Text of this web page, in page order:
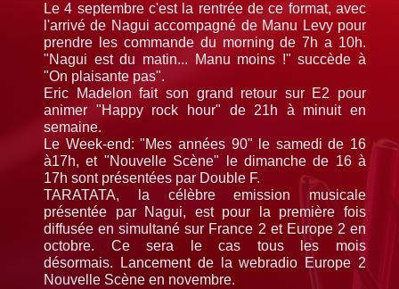
Le 4 septembre c'est la rentrée de ce format, avec
l'arrivé de Nagui accompagné de Manu Levy pour
prendre les commande du morning de 7h a 10h.
"Nagui est du matin... Manu moins !" succède à
"On plaisante pas".
Eric Madelon fait son grand retour sur E2 pour
animer "Happy rock hour" de 21h à minuit en
semaine.
Le Week-end: "Mes années 90" le samedi de 16
à17h, et "Nouvelle Scène" le dimanche de 16 à
17h sont présentées par Double F.
TARATATA, la célèbre emission musicale
présentée par Nagui, est pour la première fois
diffusée en simultané sur France 2 et Europe 2 en
octobre. Ce sera le cas tous les mois
désormais. Lancement de la webradio Europe 2
Nouvelle Scène en novembre.